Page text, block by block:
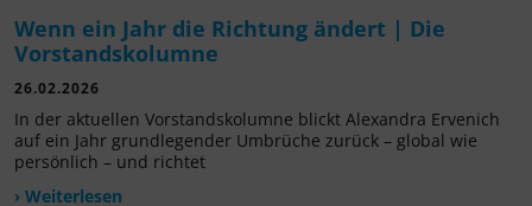
Wenn ein Jahr die Richtung ändert | Die
Vorstandskolumne
26.02.2026
In der aktuellen Vorstandskolumne blickt Alexandra Ervenich
auf ein Jahr grundlegender Umbrüche zurück – global wie
persönlich – und richtet
› Weiterlesen